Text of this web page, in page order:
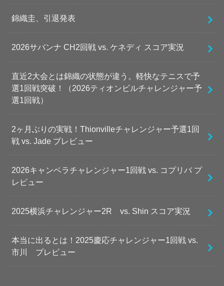
錦織圭、引退発表
2026サバンナ CH2回戦 vs. ケネディ スコア実況
直近2大会とは錦織の状態が違う。軽快なテニスで予
選1回戦突破！（2026ティオンビルチャレンジャー予
選1回戦）
2ヶ月ぶりの実戦！Thionvilleチャレンジャー予選1回
戦 vs. Jade プレビュー
2026キャンベラチャレンジャー1回戦 vs. コプリバ プ
レビュー
2025横浜チャレンジャー2R vs. Shin スコア実況
本当に出るとは！2025慶応チャレンジャー1回戦 vs.
市川 プレビュー